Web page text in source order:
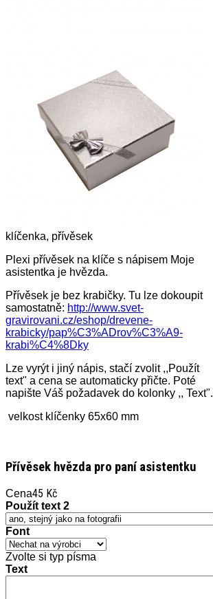
klíčenka, přívěsek
Plexi přívěsek na klíče s nápisem Moje
asistentka je hvězda.
Přívěsek je bez krabičky. Tu lze dokoupit
samostatně: http://www.svet-
gravirovani.cz/eshop/drevene-
krabicky/pap%C3%ADrov%C3%A9-
krabi%C4%8Dky
Lze vyrýt i jiný nápis, stačí zvolit ,,Použít
text" a cena se automaticky přičte. Poté
napište Váš požadavek do kolonky ,, Text".
velkost klíčenky 65x60 mm
Přívěsek hvězda pro paní asistentku
Cena45 Kč
Použít text 2
Font
Zvolte si typ písma
Text